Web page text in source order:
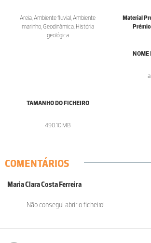
Areia, Ambiente fluvial, Ambiente
marinho, Geodinâmica, História
geológica
Material
NOME
TAMANHO DO FICHEIRO
490.10 MB
COMENTÁRIOS
Maria Clara Costa Ferreira
Não consegui abrir o ficheiro!